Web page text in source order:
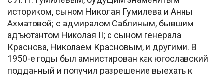
историком, сыном Николая Гумилева и Анны
Ахматовой; с адмиралом Саблиным, бывшим
адъютантом Николая II; с сыном генерала
Краснова, Николаем Красновым, и другими. В
1950-е годы был амнистирован как югославский
подданный и получил разрешение выехать к